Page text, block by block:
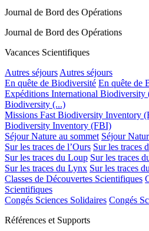
Journal de Bord des Opérations
Journal de Bord des Opérations
Vacances Scientifiques
Autres séjours Autres séjours
En quête de Biodiversité En quête de
Expéditions International Biodiversity
Biodiversity (...)
Missions Fast Biodiversity Inventory
Biodiversity Inventory (FBI)
Séjour Nature au sommet Séjour
Sur les traces de l’Ours Sur les traces
Sur les traces du Loup Sur les traces
Sur les traces du Lynx Sur les traces
Classes de Découvertes Scientifiques
Scientifiques
Congés Sciences Solidaires Congés
Références et Supports